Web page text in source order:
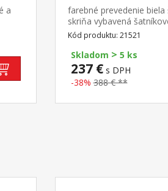
a
farebné prevedenie biela
skriňa vybavená
policou, 2 malé zásuvky
doplniť o nadstavec 21525
Kód produktu: 21521
Skladom > 5 ks
237 €s DPH
-38% 388 € **